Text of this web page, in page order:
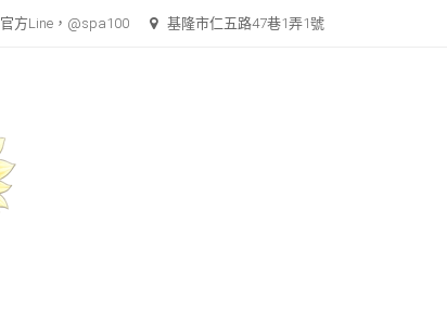
官方Line，@spa100 基隆市仁五路47巷1弄1號